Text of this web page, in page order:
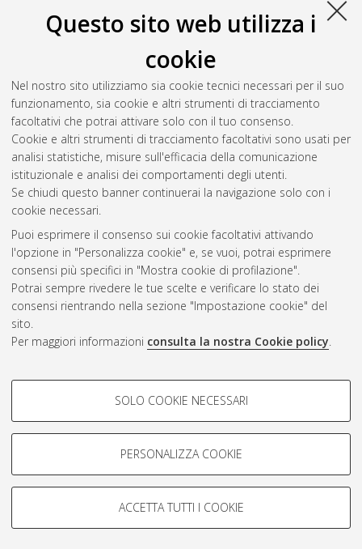
Questo sito web utilizza i
cookie
Nel nostro sito utilizziamo sia cookie tecnici necessari per il suo
funzionamento, sia cookie e altri strumenti di tracciamento
facoltativi che potrai attivare solo con il tuo consenso.
Cookie e altri strumenti di tracciamento facoltativi sono usati per
analisi statistiche, misure sull'efficacia della comunicazione
istituzionale e analisi dei comportamenti degli utenti.
Se chiudi questo banner continuerai la navigazione solo con i
cookie necessari.
Puoi esprimere il consenso sui cookie facoltativi attivando
l'opzione in "Personalizza cookie" e, se vuoi, potrai esprimere
consensi più specifici in "Mostra cookie di profilazione".
Potrai sempre rivedere le tue scelte e verificare lo stato dei
consensi rientrando nella sezione "Impostazione cookie" del
sito.
Per maggiori informazioni consulta la nostra Cookie policy.
COOKIE DI PROFILAZIONE -
Si tratta di cookie utilizzati per analizzare le caratteristiche della
navigazione degli utenti, creare profili in base al loro comportamento
Mostra cookie di profilazione
COOKIE TECNICI - NECESSARI
SOLO COOKIE NECESSARI
PERSONALIZZA COOKIE
ACCETTA TUTTI I COOKIE
Zunarelli, Laura(2024)Models development of new cells
protection for electrostatic discharges integrated in smart
, [Dissertation thesis], Alma Mater Studiorum
Università di Bologna. Dottorato di ricerca in
tecnologia dell'informazione per il monitoraggio strutturale e
ambientale e la gestione dei rischi - eit4semm, 36 Ciclo. DOI
10.48676/unibo/amsdottorato/11429.
Questa lista e' stata generata ilFri Aug 7 20:41:54 2026 CEST
Atom
Rss 1.0
Rss 2.0
ISSN: 2038-7946
Impostazioni Cookie
Informativa sulla privacy
Condizioni d’uso del sito